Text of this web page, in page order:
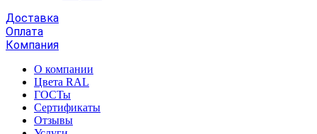
Доставка
Оплата
Компания
О компании
Цвета RAL
ГОСТы
Сертификаты
Отзывы